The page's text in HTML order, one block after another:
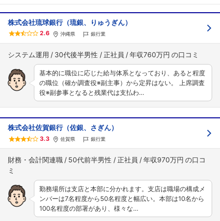
株式会社琉球銀行（琉銀、りゅうぎん）
2.6 沖縄県 銀行業
システム運用 30代後半男性 正社員 年収760万円
基本的に職位に応じた給与体系となっており、あると程度
の職位（確か調査役※副主事）から定昇はない。 上席調査
役※副参事となると残業代は支払わ…
株式会社佐賀銀行（佐銀、さぎん）
3.3 佐賀県 銀行業
財務・会計関連職 50代前半男性 正社員 年収970万円
勤務場所は支店と本部に分かれます。支店は職場の構成メ
ンバーは7名程度から50名程度と幅広い。本部は10名から
100名程度の部署があり、様々な…